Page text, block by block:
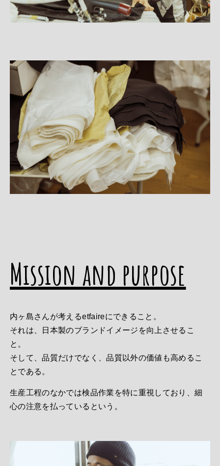
Mission and purpose
内ヶ島さんが考えるetfaireにできること。
それは、日本製のブランドイメージを向上させるこ
と。
そして、品質だけでなく、品質以外の価値も高めるこ
とである。
生産工程のなかでは検品作業を特に重視しており、細
心の注意を払っているという。